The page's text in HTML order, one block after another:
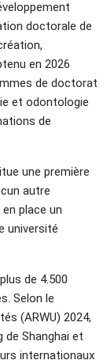
doctorale de
en 2026
de doctorat
et odontologie
de
une première
autre
place un
université
de 4.500
Selon le
(ARWU) 2024,
de Shanghai et
internationaux